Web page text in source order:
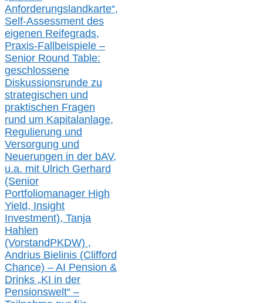
Anforderungslandkarte“,
Self-Assessment des
eigenen Reifegrads,
Praxis-Fallbeispiele –
Senior Round Table:
geschlossene
Diskussionsrunde zu
strategischen und
praktischen Fragen
rund um Kapitalanlage,
Regulierung und
Versorgung und
Neuerungen in der bAV,
u.a. mit Ulrich Gerhard
(Senior
Portfoliomanager High
Yield, Insight
Investment), Tanja
Hahlen
(VorstandPKDW) ,
Andrius Bielinis (Clifford
Chance) – AI Pension &
Drinks „KI in der
Pensionswelt“ –